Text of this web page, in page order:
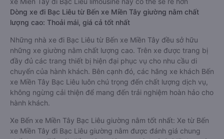
Dòng xe đi Bạc Liêu từ Bến xe Miền Tây giường nằm chất
lượng cao: Thoải mái, giá cả tốt nhất
Những nhà xe đi Bạc Liêu từ Bến xe Miền Tây đều sở hữu
những xe giường nằm chất lượng cao. Trên xe được trang bị
đầy đủ các trang thiết bị hiện đại phục vụ cho nhu cầu di
chuyển của hành khách. Bên cạnh đó, các hãng xe khách Bến
xe Miền Tây Bạc Liêu luôn chú trọng đến chất lượng dịch vụ,
không ngừng cải thiện để mang đến trải nghiệm hoàn hảo cho
hành khách.
Xe Bến xe Miền Tây Bạc Liêu giường nằm tốt nhất: Xe từ Bến
xe Miền Tây đi Bạc Liêu giường nằm được đánh giá chung